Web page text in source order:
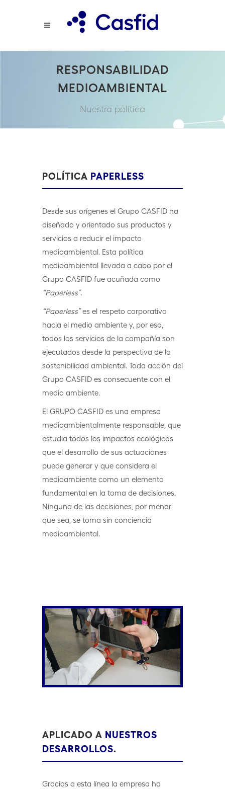
RESPONSABILIDAD
MEDIOAMBIENTAL
Nuestra política
POLÍTICA PAPERLESS
Desde sus orígenes el Grupo CASFID ha
diseñado y orientado sus productos y
servicios a reducir el impacto
medioambiental. Esta política
medioambiental llevada a cabo por el
Grupo CASFID fue acuñada como
“Paperless”.
“Paperless”es el respeto corporativo
hacia el medio ambiente y, por eso,
todos los servicios de la compañía son
ejecutados desde la perspectiva de la
sostenibilidad ambiental. Toda acción del
Grupo CASFID es consecuente con el
medio ambiente.
El GRUPO CASFID es una empresa
medioambientalmente responsable, que
estudia todos los impactos ecológicos
que el desarrollo de sus actuaciones
puede generar y que considera el
medioambiente como un elemento
fundamental en la toma de decisiones.
Ninguna de las decisiones, por menor
que sea, se toma sin conciencia
medioambiental.
APLICADO A NUESTROS
DESARROLLOS.
Gracias a esta línea la empresa ha